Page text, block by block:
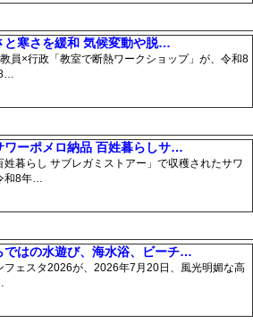
と寒さを緩和 気候変動や脱…
員×行政「教室で断熱ワークショップ」が、令和8
ワーポメロ納品 百姓暮らしサ…
暮らし サブレガミストアー」で収穫されたサワ
和8年…
ではの水遊び、海水浴、ビーチ…
ェスタ2026が、2026年7月20日、風光明媚な高